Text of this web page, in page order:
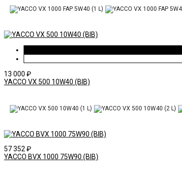
13 000 ₽
YACCO VX 500 10W40 (BIB)
57 352 ₽
YACCO BVX 1000 75W90 (BIB)